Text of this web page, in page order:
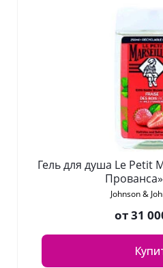
Гель для душа Le Petit
Johnson &
от31